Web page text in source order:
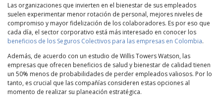
Las organizaciones que invierten en el bienestar de sus empleados
suelen experimentar menor rotación de personal, mejores niveles de
compromiso y mayor fidelización de los colaboradores. Es por eso que
cada día, el sector corporativo está más interesado en conocer los
beneficios de los Seguros Colectivos para las empresas en Colombia.
Además, de acuerdo con un estudio de Willis Towers Watson, las
empresas que ofrecen beneficios de salud y bienestar de calidad tienen
un 50% menos de probabilidades de perder empleados valiosos. Por lo
tanto, es crucial que las compañías consideren estas opciones al
momento de realizar su planeación estratégica.